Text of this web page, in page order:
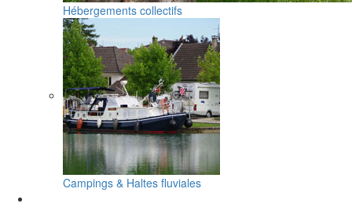
Hébergements collectifs
Campings & Haltes fluviales